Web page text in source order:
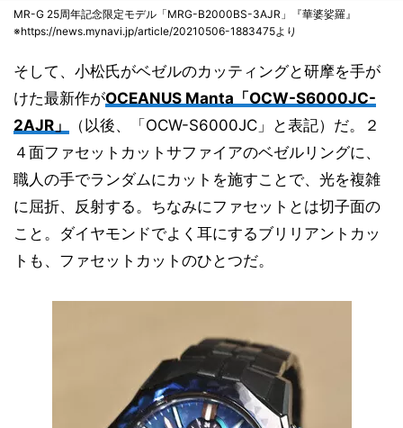
MR-G 25周年記念限定モデル「MRG-B2000BS-3AJR」『華婆娑羅』
※https://news.mynavi.jp/article/20210506-1883475より
そして、小松氏がベゼルのカッティングと研摩を手が
けた最新作がOCEANUS Manta「OCW-S6000JC-
2AJR」
（以後、「OCW-S6000JC」と表記）だ。２
４面ファセットカットサファイアのベゼルリングに、
職人の手でランダムにカットを施すことで、光を複雑
に屈折、反射する。ちなみにファセットとは切子面の
こと。ダイヤモンドでよく耳にするブリリアントカッ
トも、ファセットカットのひとつだ。